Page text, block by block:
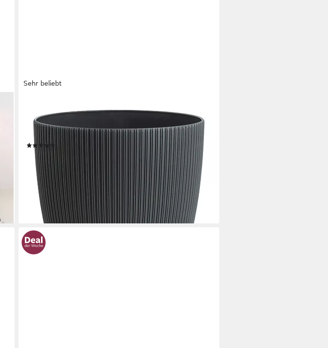
Sehr beliebt
Blumentopf Pflanztopf mit Drainagesystem (Vorteils-Set, 1
St., robuster PP-Kunststoff), Rillenoptik, UV-resistent,
Drainagesystem, direkte Bepflanzung
(129)
ab 2,99 €
-57%
lieferbar - in 2-3 Werktagen bei dir